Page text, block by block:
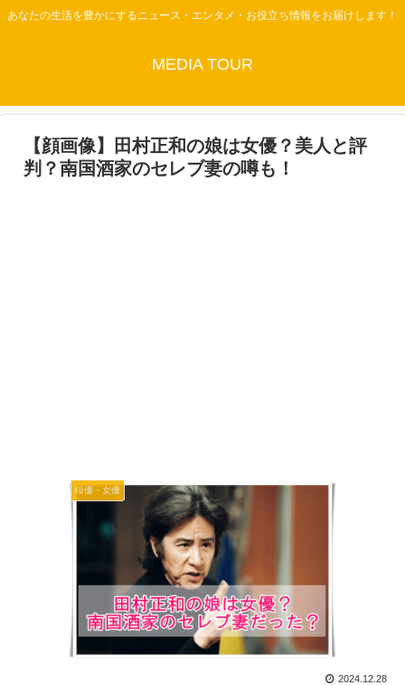
あなたの生活を豊かにするニュース・エンタメ・お役立ち情報をお届けします！
MEDIA TOUR
【顔画像】田村正和の娘は女優？美人と評
判？南国酒家のセレブ妻の噂も！
俳優・女優
2024.12.28